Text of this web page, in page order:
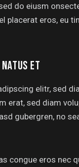
do eiusm
placerat eros, eu
ET
elitr, sed
erat, sed diam
gubergren, no
congue eros nec